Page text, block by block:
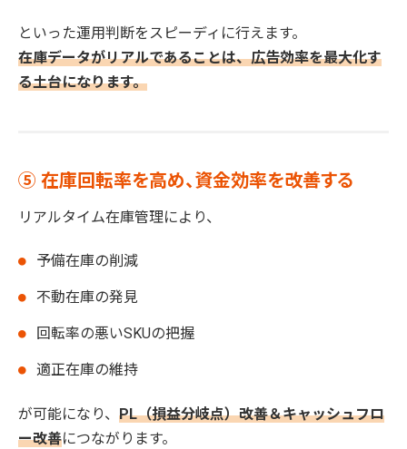
といった運用判断をスピーディに行えます。
在庫データがリアルであることは、広告効率を最大化す
る土台になります。
⑤ 在庫回転率を高め、資金効率を改善する
リアルタイム在庫管理により、
予備在庫の削減
不動在庫の発見
回転率の悪いSKUの把握
適正在庫の維持
が可能になり、 PL（損益分岐点）改善＆キャッシュフロ
ー改善につながります。